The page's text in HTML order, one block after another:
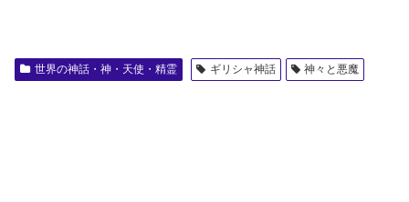
世界の神話・神・天使・精霊 ギリシャ神話 神々と悪魔